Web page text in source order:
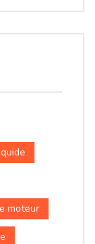
moteur